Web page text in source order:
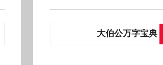
大伯公万字宝典